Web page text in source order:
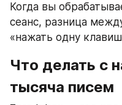
Когда вы
сеанс, разница
«нажать одну
Что делать с
тысяча писем